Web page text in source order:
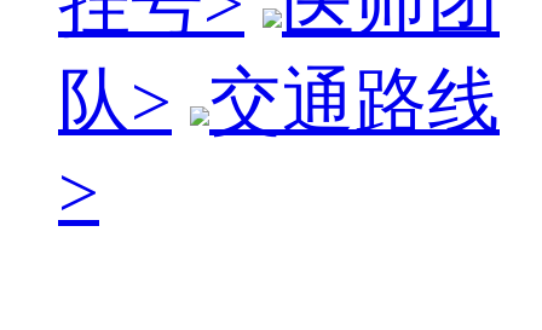
队> 交通路线
>